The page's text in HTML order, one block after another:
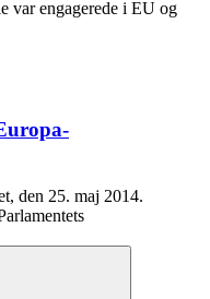
var engagerede i EU og
den 25. maj 2014.